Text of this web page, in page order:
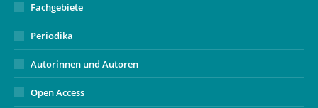
Fachgebiete
Periodika
Autorinnen und Autoren
Open Access